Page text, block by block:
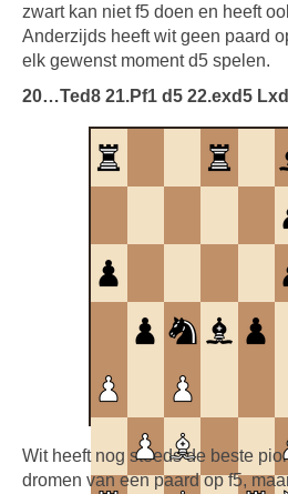
zwart kan niet f5 doen en heeft
Anderzijds heeft wit geen paard
elk gewenst moment d5 spelen.
20…Ted8 21.Pf1 d5 22.exd5
Wit heeft nog steeds de beste
dromen van een paard op f5,